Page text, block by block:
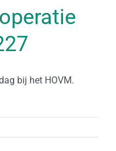
bij het HOVM.